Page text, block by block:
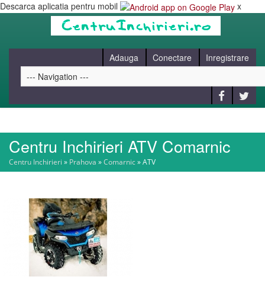
Descarca aplicatia pentru mobil x
Adauga Conectare Inregistrare
HOME
BLOG
CONTACT
Centru Inchirieri ATV Comarnic
Centru Inchirieri » Prahova »Comarnic»ATV